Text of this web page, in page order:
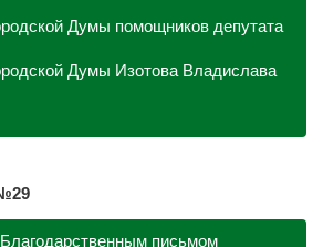
Думы помощников депутата
Думы Изотова Владислава
письмом